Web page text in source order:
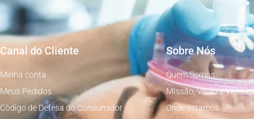
Canal do Cliente
Minha conta
Meus Pedidos
Còdigo de Defesa do Consumidor
Sobre Nós
Quem Somos
MIssão, Visão e Valores
Onde estamos